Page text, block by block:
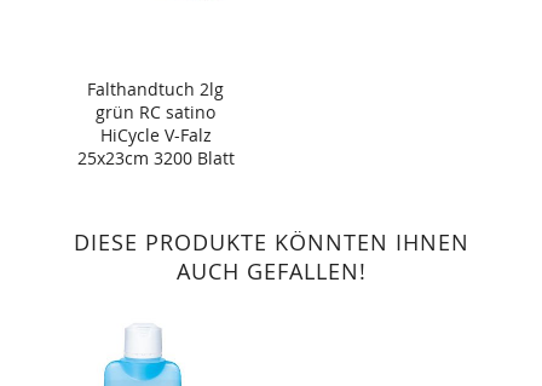
Falthandtuch 2lg
grün RC satino
HiCycle V-Falz
25x23cm 3200 Blatt
DIESE PRODUKTE KÖNNTEN IHNEN
AUCH GEFALLEN!